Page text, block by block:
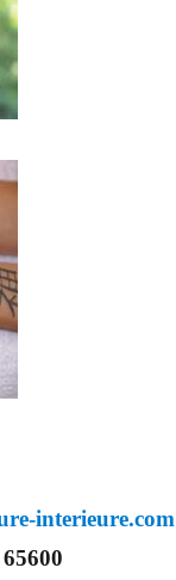
interieure.com